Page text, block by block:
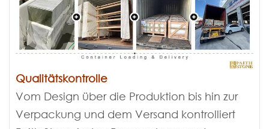
Qualitätskontrolle
Vom Design über die Produktion bis hin zur
Verpackung und dem Versand kontrolliert